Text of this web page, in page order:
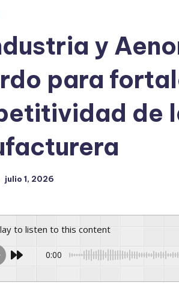
y
para
de
julio 1, 2026
to listen to this content
0:00